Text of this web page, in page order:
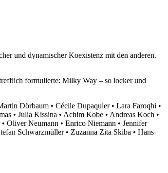
und dynamischer Koexistenz mit den anderen.
formulierte: Milky Way – so locker und
Dörbaum • Cécile Dupaquier • Lara Faroqhi •
• Julia Kissina • Achim Kobe • Andreas Koch •
Oliver Neumann • Enrico Niemann • Jennifer
Schwarzmüller • Zuzanna Zita Skiba • Hans-